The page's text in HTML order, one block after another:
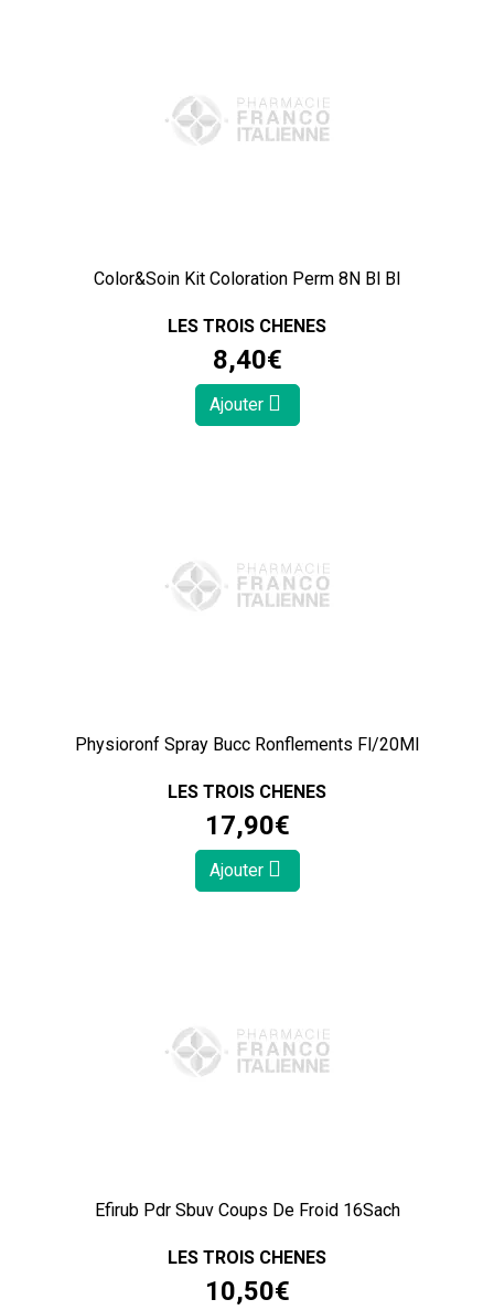
Color&Soin Kit Coloration Perm 8N Bl Bl
LES TROIS CHENES
8,40€
Ajouter
Physioronf Spray Bucc Ronflements Fl/20Ml
LES TROIS CHENES
17,90€
Ajouter
Efirub Pdr Sbuv Coups De Froid 16Sach
LES TROIS CHENES
10,50€